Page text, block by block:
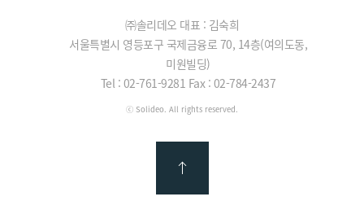
㈜솔리데오 대표 : 김숙희
서울특별시 영등포구 국제금융로 70, 14층(여의도동,
미원빌딩)
Tel : 02-761-9281 Fax : 02-784-2437
ⓒ Solideo. All rights reserved.